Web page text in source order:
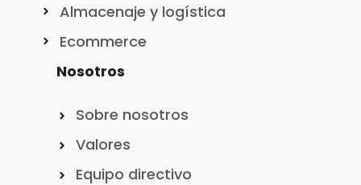
Almacenaje y logística
Ecommerce
Nosotros
Sobre nosotros
Valores
Equipo directivo